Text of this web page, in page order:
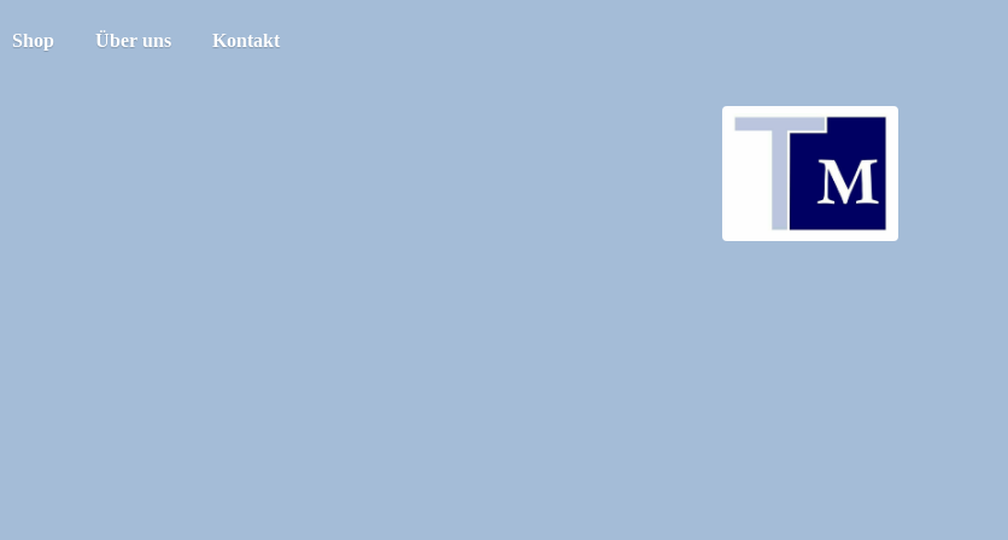
Shop Über uns Kontakt